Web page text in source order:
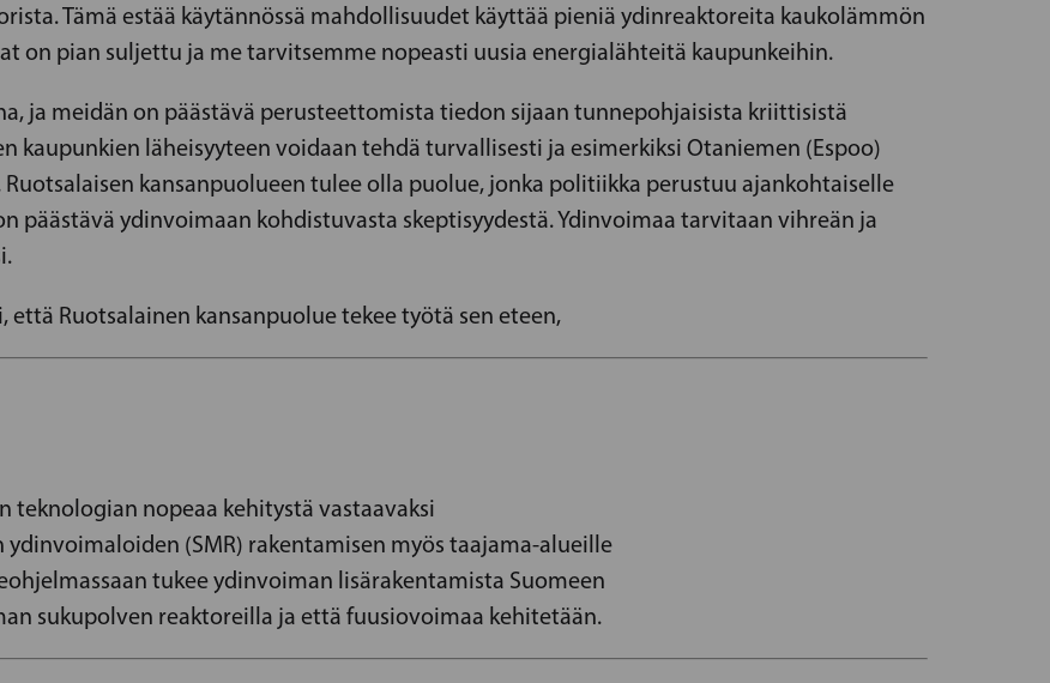
Tämä estää käytännössä mahdollisuudet käyttää pieniä ydinreaktoreita kaukolämmön
on pian suljettu ja me tarvitsemme nopeasti uusia energialähteitä kaupunkeihin.
ja meidän on päästävä perusteettomista tiedon sijaan tunnepohjaisista kriittisistä
kaupunkien läheisyyteen voidaan tehdä turvallisesti ja esimerkiksi Otaniemen (Espoo)
kansanpuolueen tulee olla puolue, jonka politiikka perustuu ajankohtaiselle
päästävä ydinvoimaan kohdistuvasta skeptisyydestä. Ydinvoimaa tarvitaan vihreän ja
että Ruotsalainen kansanpuolue tekee työtä sen eteen,
nopeaa kehitystä vastaavaksi
(SMR) rakentamisen myös taajama-alueille
tukee ydinvoiman lisärakentamista Suomeen
sukupolven reaktoreilla ja että fuusiovoimaa kehitetään.